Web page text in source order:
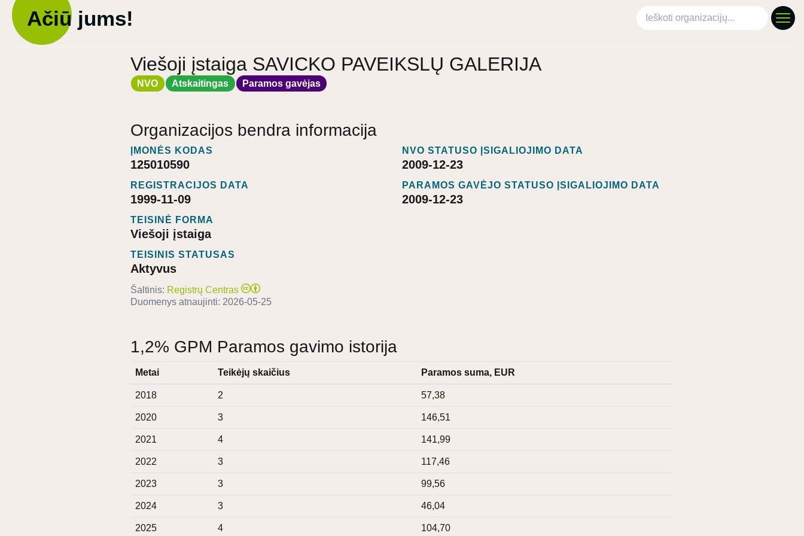
Ačiū jums! Ieškoti organizacijų
Viešoji įstaiga SAVICKO PAVEIKSLŲ GALERIJA
NVO Atskaitingas Paramos gavėjas
Organizacijos bendra informacija
ĮMONĖS KODAS
125010590
REGISTRACIJOS DATA
1999-11-09
TEISINĖ FORMA
Viešoji įstaiga
TEISINIS STATUSAS
Aktyvus
NVO STATUSO ĮSIGALIOJIMO DATA
2009-12-23
PARAMOS GAVĖJO STATUSO ĮSIGALIOJIMO DATA
2009-12-23
Šaltinis: Registrų Centras
Duomenys atnaujinti: 2026-05-25
1,2% GPM Paramos gavimo istorija
Metai Teikėjų skaičius Paramos suma, EUR
2018 2 57,38
2020 3 146,51
2021 4 141,99
2022 3 117,46
2023 3 99,56
2024 3 46,04
2025 4 104,70